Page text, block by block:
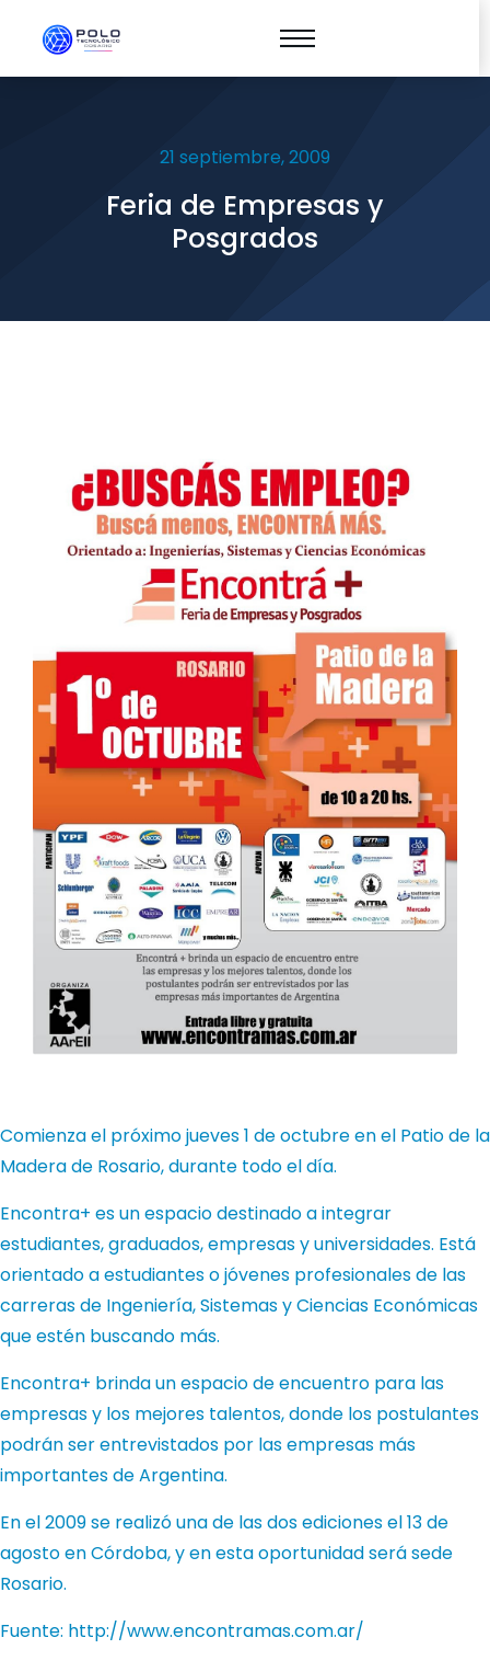
21 septiembre, 2009
Feria de Empresas y
Posgrados
Comienza el próximo jueves 1 de octubre en el Patio de la
Madera de Rosario, durante todo el día.
Encontra+ es un espacio destinado a integrar
estudiantes, graduados, empresas y universidades. Está
orientado a estudiantes o jóvenes profesionales de las
carreras de Ingeniería, Sistemas y Ciencias Económicas
que estén buscando más.
Encontra+ brinda un espacio de encuentro para las
empresas y los mejores talentos, donde los postulantes
podrán ser entrevistados por las empresas más
importantes de Argentina.
En el 2009 se realizó una de las dos ediciones el 13 de
agosto en Córdoba, y en esta oportunidad será sede
Rosario.
Fuente: http://www.encontramas.com.ar/